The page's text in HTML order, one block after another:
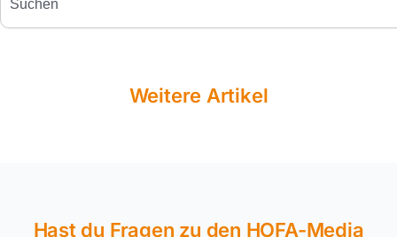
Weitere Artikel
Hast du Fragen zu den HOFA-Media